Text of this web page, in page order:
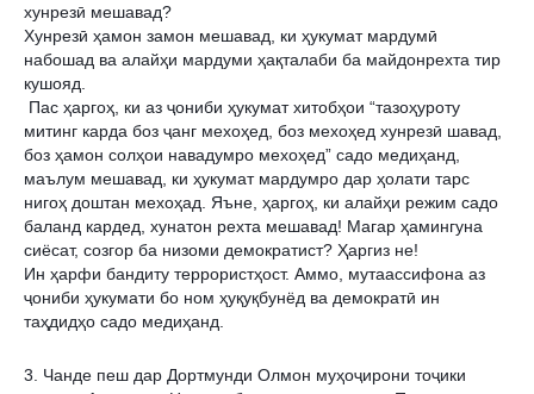
хунрезӣ мешавад?
Хунрезӣ ҳамон замон мешавад, ки ҳукумат мардумӣ
набошад ва алайҳи мардуми ҳақталаби ба майдонрехта тир
кушояд.
митинг карда боз ҷанг мехоҳед, боз мехоҳед хунрезӣ шавад,
боз ҳамон солҳои навадумро мехоҳед” садо медиҳанд,
маълум мешавад, ки ҳукумат мардумро дар ҳолати тарс
нигоҳ доштан мехоҳад. Яъне, ҳаргоҳ, ки алайҳи режим садо
баланд кардед, хунатон рехта мешавад! Магар ҳамингуна
сиёсат, созгор ба низоми демократист? Ҳаргиз не!
Ин ҳарфи бандиту террористҳост. Аммо, мутаассифона аз
ҷониби ҳукумати бо ном ҳуқуқбунёд ва демократӣ ин
таҳдидҳо садо медиҳанд.
3. Чанде пеш дар Дортмунди Олмон муҳоҷирони тоҷики